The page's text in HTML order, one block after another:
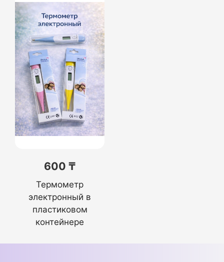
600 ₸
Термометр
электронный в
пластиковом
контейнере